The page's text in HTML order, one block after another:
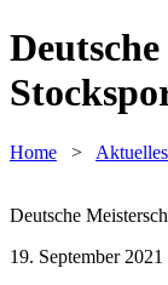
Home > Aktuelles
Deutsche
19. September